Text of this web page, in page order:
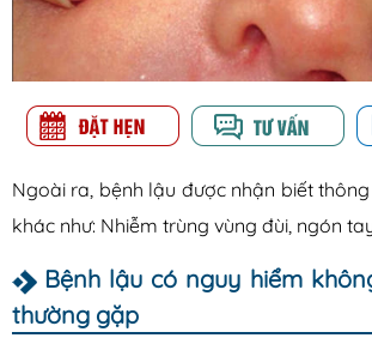
Ngoài ra, bệnh lậu được nhận biết
khác như: Nhiễm trùng vùng đùi, ngón
Bệnh lậu có nguy hiểm
thường gặp